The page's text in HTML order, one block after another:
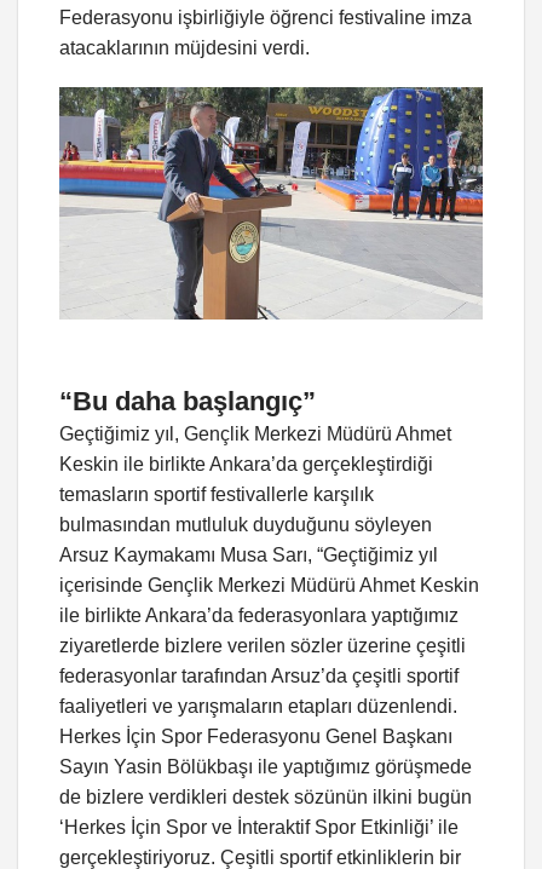
Federasyonu işbirliğiyle öğrenci festivaline imza
atacaklarının müjdesini verdi.
“Bu daha başlangıç”
Geçtiğimiz yıl, Gençlik Merkezi Müdürü Ahmet
Keskin ile birlikte Ankara’da gerçekleştirdiği
temasların sportif festivallerle karşılık
bulmasından mutluluk duyduğunu söyleyen
Arsuz Kaymakamı Musa Sarı, “Geçtiğimiz yıl
içerisinde Gençlik Merkezi Müdürü Ahmet Keskin
ile birlikte Ankara’da federasyonlara yaptığımız
ziyaretlerde bizlere verilen sözler üzerine çeşitli
federasyonlar tarafından Arsuz’da çeşitli sportif
faaliyetleri ve yarışmaların etapları düzenlendi.
Herkes İçin Spor Federasyonu Genel Başkanı
Sayın Yasin Bölükbaşı ile yaptığımız görüşmede
de bizlere verdikleri destek sözünün ilkini bugün
‘Herkes İçin Spor ve İnteraktif Spor Etkinliği’ ile
gerçekleştiriyoruz. Çeşitli sportif etkinliklerin bir